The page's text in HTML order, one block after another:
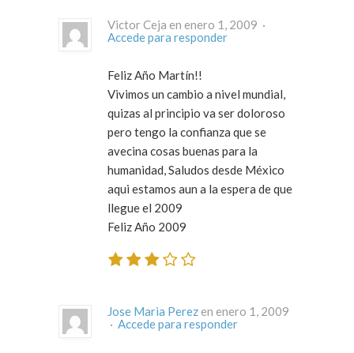
Victor Ceja en enero 1, 2009 ·
Accede para responder
Feliz Año Martín!!
Vivimos un cambio a nivel mundial,
quizas al principio va ser doloroso
pero tengo la confianza que se
avecina cosas buenas para la
humanidad, Saludos desde México
aqui estamos aun a la espera de que
llegue el 2009
Feliz Año 2009
Jose Maria Perez en enero 1, 2009
· Accede para responder